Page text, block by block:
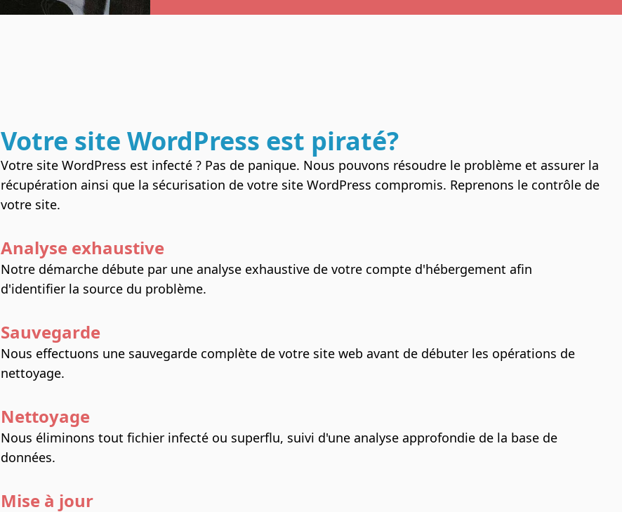
Votre site WordPress est piraté?
Votre site WordPress est infecté ? Pas de panique. Nous pouvons résoudre le problème et assurer la
récupération ainsi que la sécurisation de votre site WordPress compromis. Reprenons le contrôle de
votre site.
Analyse exhaustive
Notre démarche débute par une analyse exhaustive de votre compte d'hébergement afin
d'identifier la source du problème.
Sauvegarde
Nous effectuons une sauvegarde complète de votre site web avant de débuter les opérations de
nettoyage.
Nettoyage
Nous éliminons tout fichier infecté ou superflu, suivi d'une analyse approfondie de la base de
données.
Mise à jour